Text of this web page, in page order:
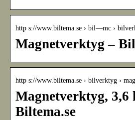
http s://www.biltema.se › bil—mc ›
Magnetverktyg –
http s://www.biltema.se › bilverktyg ›
Magnetverktyg, 3,6
Biltema.se